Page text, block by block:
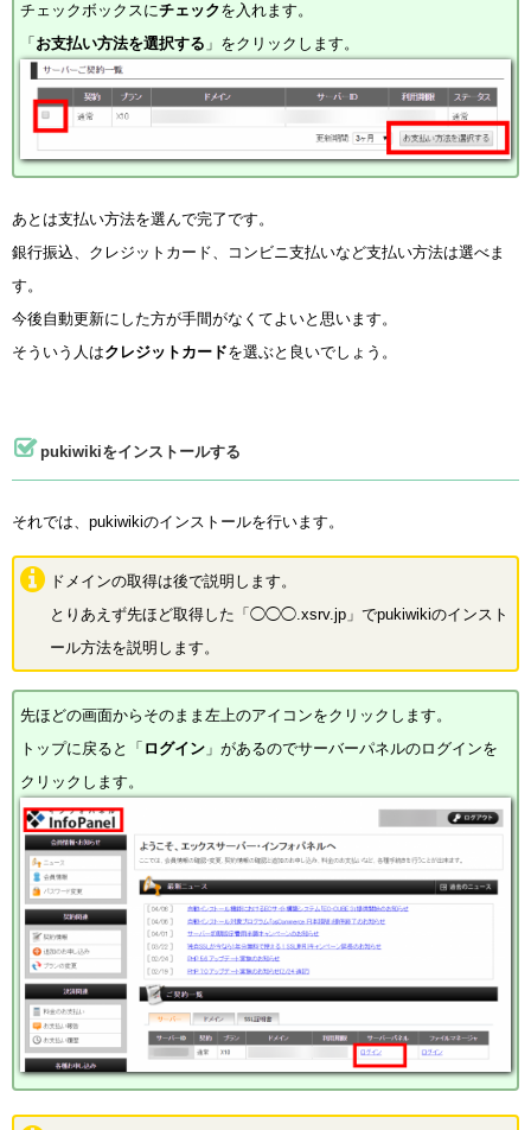
チェックボックスにチェックを入れます。
「 お支払い方法を選択する 」をクリックします。
あとは支払い方法を選んで完了です。
銀行振込、クレジットカード、コンビニ支払いなど支払い方法は選べま
す。
今後自動更新にした方が手間がなくてよいと思います。
そういう人はクレジットカードを選ぶと良いでしょう。
pukiwikiをインストールする
それでは、pukiwikiのインストールを行います。
ドメインの取得は後で説明します。
とりあえず先ほど取得した「◯◯◯.xsrv.jp」でpukiwikiのインスト
ール方法を説明します。
先ほどの画面からそのまま左上のアイコンをクリックします。
トップに戻ると「 ログイン 」があるのでサーバーパネルのログインを
クリックします。